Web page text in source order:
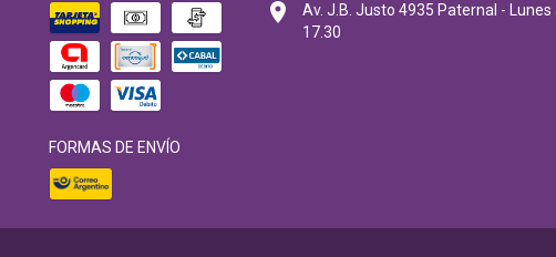
FORMAS DE ENVÍO
Av. J.B. Justo 4935 Paternal - Lunes
17.30